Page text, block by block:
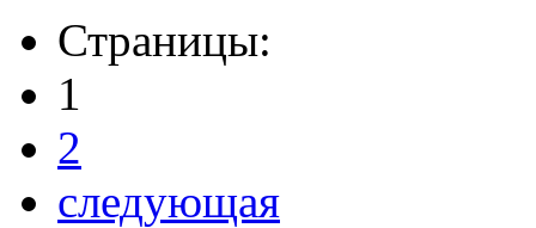
Страницы:
1
2
следующая